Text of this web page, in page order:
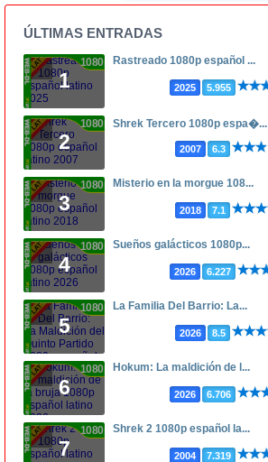
ÚLTIMAS ENTRADAS
1
1080p Rastreado 1080p español ...
2025 5.955
2
1080p Shrek Tercero 1080p espa�...
2007 6.3
3
1080p Misterio en la morgue 108...
2018 7.1
4
1080p Sueños galácticos 1080p...
2026 6.227
5
1080p La Familia Del Barrio: La...
2026 8.5
6
1080p Hokum: La maldición de l...
2026 6.706
7
1080p Shrek 2 1080p español la...
2004 7.319